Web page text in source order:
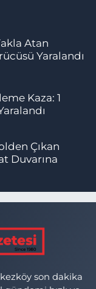
Atan
Yaralandı
Kaza: 1
Çıkan
Duvarına
son dakika